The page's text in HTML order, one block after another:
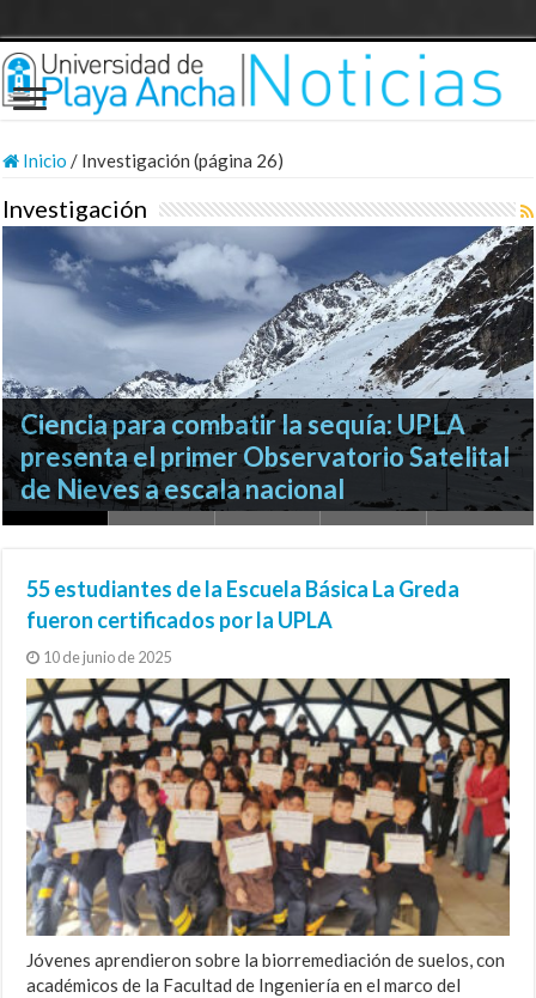
Inicio / Investigación (página 26)
Investigación
Ciencia para combatir la sequía: UPLA
presenta el primer Observatorio Satelital
Investigaciones UPLA sobre Religiosidad
femenina y Filosofía en el exilio
destacaron en encuentro internacional
Investigador UPLA participó en histórica
Conferencia Internacional de Estudios
Curso impulsó el liderazgo científico en el
55 estudiantes de la Escuela Básica La Greda
fueron certificados por la UPLA
10 de junio de 2025
Jóvenes aprendieron sobre la biorremediación de suelos, con
académicos de la Facultad de Ingeniería en el marco del